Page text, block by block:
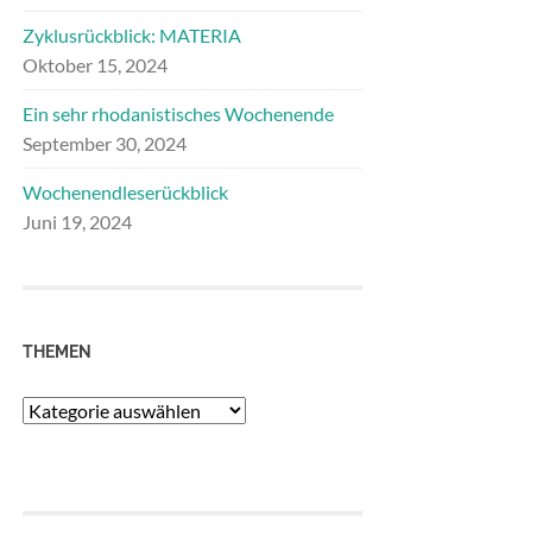
Zyklusrückblick: MATERIA
Oktober 15, 2024
Ein sehr rhodanistisches Wochenende
September 30, 2024
Wochenendleserückblick
Juni 19, 2024
THEMEN
Themen